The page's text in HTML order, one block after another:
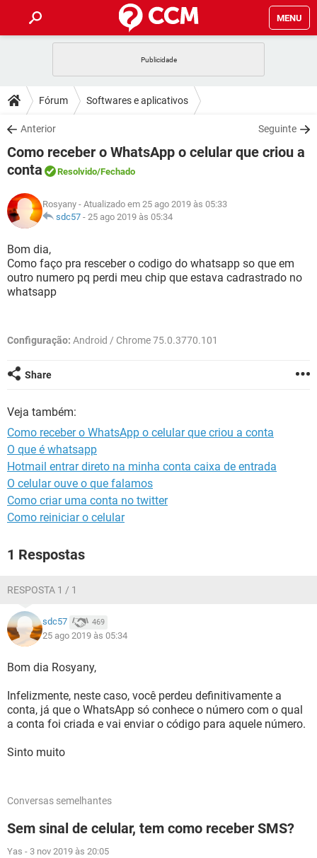
MENU
CELULAR FACEBOOK
OUTLOOK
INSTAGRAM GMAIL
GUIA DE COMPRAS
DICAS
JOGOS WHATSAPP
OUTLOOK
GUIA DE COMPRAS
DOWNLOADS
JOGOS WHATSAPP
CELULAR
OUTLOOK EXCEL
INSTAGRAM
GUIA DE COMPRAS
FÓRUM
CELULAR FACEBOOK
INSTAGRAM GMAIL
GUIA DE COMPRAS
GLOSSÁRIO
JOGOS
CELULAR
OUTLOOK EXCEL
INSTAGRAM
Fórum Softwares e aplicativos
Anterior Seguinte
Como receber o WhatsApp o celular que criou a
conta
Resolvido/Fechado
Rosyany - Atualizado em 25 ago 2019 às 05:33
sdc57 - 25 ago 2019 às 05:34
Bom dia,
Como faço pra resceber o codigo do whatsapp so que em
outro numero pq perdi meu chip que estava cadrastrado no
whatsapp
Configuração: Android / Chrome 75.0.3770.101
Share
Veja também:
Como receber o WhatsApp o celular que criou a conta
O que é whatsapp
Hotmail entrar direto na minha conta caixa de entrada
O celular ouve o que falamos
Como criar uma conta no twitter
Como reiniciar o celular
1 Respostas
RESPOSTA 1 / 1
sdc57 469
25 ago 2019 às 05:34
Bom dia Rosyany,
Infelizmente, neste caso, você perdeu definitivamente a
conta, já que o WhatsApp só conhece o número com o qual
a conta foi criada e vai enviar o código para aquele número.
Sinto muito
Conversas semelhantes
Sem sinal de celular, tem como receber SMS?
Yas - 3 nov 2019 às 20:05